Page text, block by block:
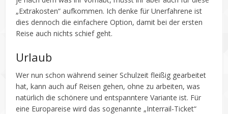
„Extrakosten“ aufkommen. Ich denke für Unerfahrene ist
dies dennoch die einfachere Option, damit bei der ersten
Reise auch nichts schief geht.
Urlaub
Wer nun schon während seiner Schulzeit fleißig gearbeitet
hat, kann auch auf Reisen gehen, ohne zu arbeiten, was
natürlich die schönere und entspanntere Variante ist. Für
eine Europareise wird das sogenannte „Interrail-Ticket“